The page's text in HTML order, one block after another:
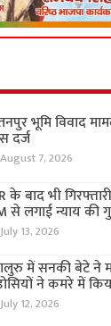
भूमि विवाद
दर्ज
August 7, 2026
के बाद भी
से लगाई न्याय की
July 13, 2026
में सनकी बेटे ने
ने कमरे में
July 12, 2026